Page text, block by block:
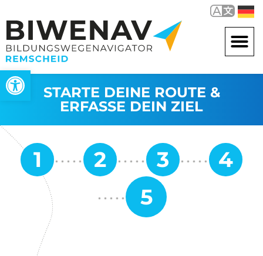
Werkzeugleiste öffnen
STARTE DEINE ROUTE &
ERFASSE DEIN ZIEL